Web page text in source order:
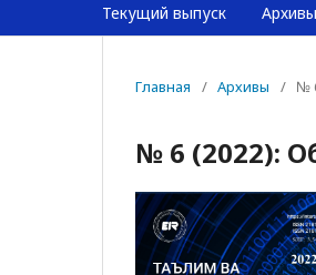
Текущий выпуск Архивы
Главная / Архивы / №
№ 6 (2022):